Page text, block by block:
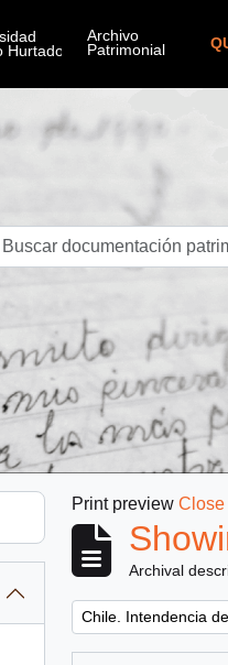
Print preview Close
Archival
Remove filter:
Chile. Intendencia